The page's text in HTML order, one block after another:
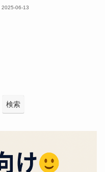
2025-06-13
検索